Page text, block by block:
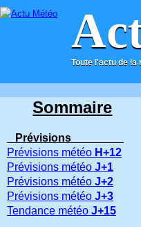
Toute l'actu de
ACCUEIL CONTACT
Sommaire
Prévisions
Prévisions météo H+12
Prévisions météo J+1
Prévisions météo J+2
Prévisions météo J+3
Tendance météo J+15